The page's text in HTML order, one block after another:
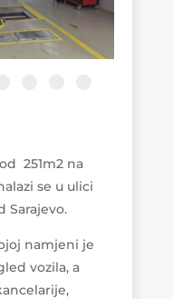
251m2 na
se u ulici
Sarajevo.
namjeni je
vozila, a